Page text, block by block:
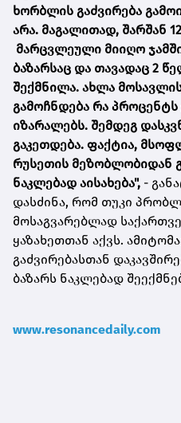
ხორბლის გაძვირება
არა. მაგალითად, შარშან
მარცვლეული მიიღო
ბაზარსაც და თავადაც 2
შექმნილა. ახლა
გამოჩნდება რა პროცენტს
იზარალებს. შემდეგ
გაკეთდება. ფაქტია,
რუსეთის მეზობლობიდან
ნაკლებად აისახება", -
დასძინა, რომ თუკი
მოსაგვარებლად
ყაზახეთთან აქვს.
გაძვირებასთან
ბაზარს ნაკლებად
www.resonancedaily.com